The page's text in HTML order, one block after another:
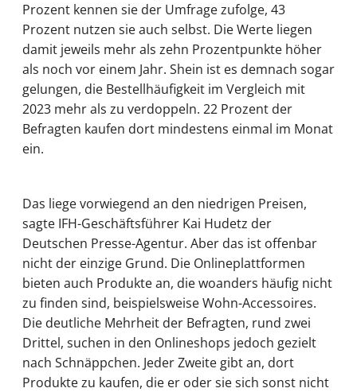
Prozent kennen sie der Umfrage zufolge, 43
Prozent nutzen sie auch selbst. Die Werte liegen
damit jeweils mehr als zehn Prozentpunkte höher
als noch vor einem Jahr. Shein ist es demnach sogar
gelungen, die Bestellhäufigkeit im Vergleich mit
2023 mehr als zu verdoppeln. 22 Prozent der
Befragten kaufen dort mindestens einmal im Monat
ein.
Das liege vorwiegend an den niedrigen Preisen,
sagte IFH-Geschäftsführer Kai Hudetz der
Deutschen Presse-Agentur. Aber das ist offenbar
nicht der einzige Grund. Die Onlineplattformen
bieten auch Produkte an, die woanders häufig nicht
zu finden sind, beispielsweise Wohn-Accessoires.
Die deutliche Mehrheit der Befragten, rund zwei
Drittel, suchen in den Onlineshops jedoch gezielt
nach Schnäppchen. Jeder Zweite gibt an, dort
Produkte zu kaufen, die er oder sie sich sonst nicht